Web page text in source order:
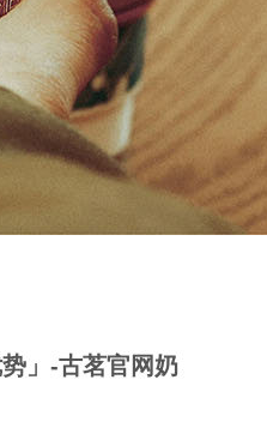
」-古茗官网奶